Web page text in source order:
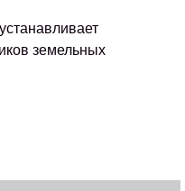
земельных